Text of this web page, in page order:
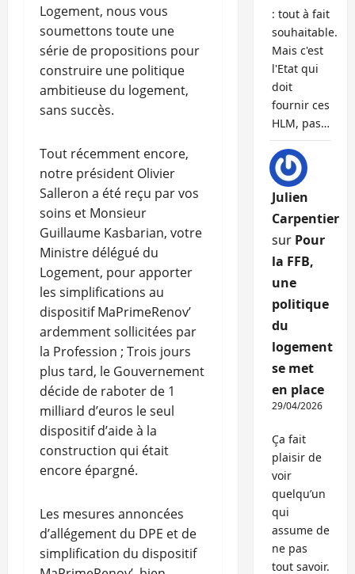
Logement, nous vous
soumettons toute une
série de propositions pour
construire une politique
ambitieuse du logement,
sans succès.
Tout récemment encore,
notre président Olivier
Salleron a été reçu par vos
soins et Monsieur
Guillaume Kasbarian, votre
Ministre délégué du
Logement, pour apporter
les simplifications au
dispositif MaPrimeRenov’
ardemment sollicitées par
la Profession ; Trois jours
plus tard, le Gouvernement
décide de raboter de 1
milliard d’euros le seul
dispositif d’aide à la
construction qui était
encore épargné.
Les mesures annoncées
d’allégement du DPE et de
simplification du dispositif
: tout à fait
souhaitable.
Mais c'est
l'Etat qui
doit
fournir ces
HLM, pas…
Julien
Carpentier
sur Pour
la FFB,
une
politique
du
logement
se met
en place
29/04/2026
Ça fait
plaisir de
voir
quelqu’un
qui
assume de
ne pas
tout savoir.